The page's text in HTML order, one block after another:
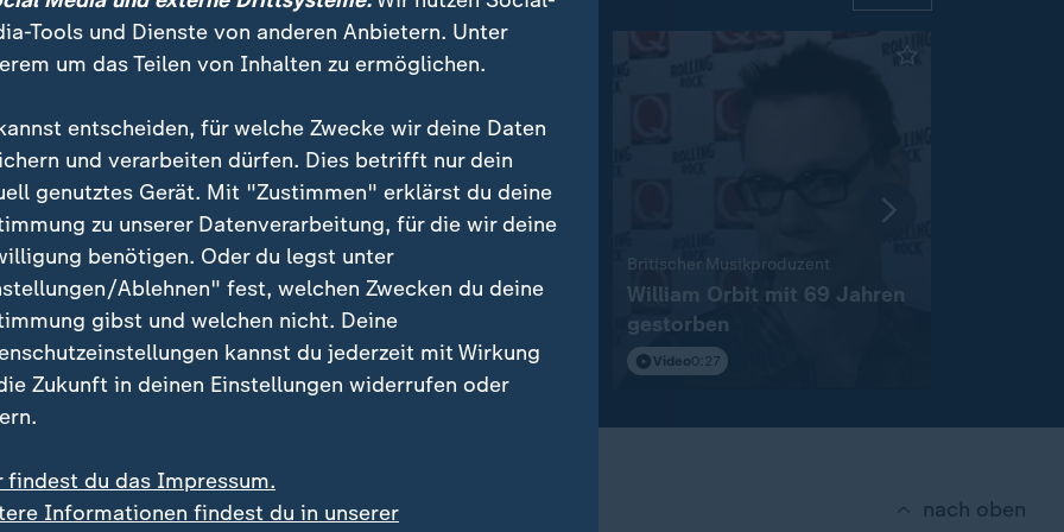
gefährdet
0:37
US-Berufungsgericht
Trumps Ballsaal-Projekt
vorerst gestoppt
Video0:28
Britischer Musikproduzent
William Orbit mit 69 Jahren
gestorben
Video0:27
nach oben
Tools und Dienste von anderen Anbietern. Unter
um das Teilen von Inhalten zu ermöglichen.
entscheiden, für welche Zwecke wir deine Daten
und verarbeiten dürfen. Dies betrifft nur dein
genutztes Gerät. Mit "Zustimmen" erklärst du deine
zu unserer Datenverarbeitung, für die wir deine
benötigen. Oder du legst unter
Ablehnen" fest, welchen Zwecken du deine
gibst und welchen nicht. Deine
kannst du jederzeit mit Wirkung
Zukunft in deinen Einstellungen widerrufen oder
findest du das Impressum.
Informationen findest du in unserer